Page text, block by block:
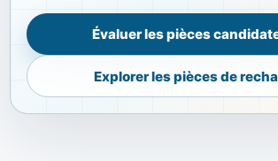
Évaluer les pièces
Explorer les pièces de